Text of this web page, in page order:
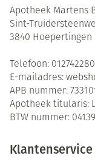
Apotheek Martens
Sint-
3840 Hoepertingen
Telefoon: 012742280
E-mailadres:
APB nummer:
Apotheek titularis:
BTW nummer:
Klantenservice